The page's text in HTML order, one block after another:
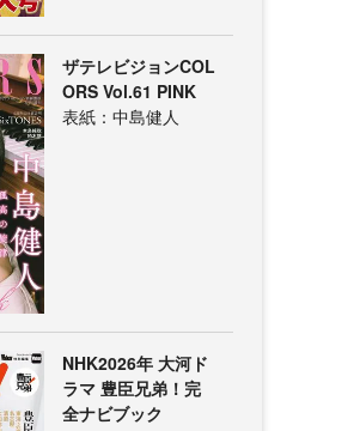
ザテレビジョンCOL
ORS Vol.61 PINK
表紙：中島健人
NHK2026年 大河ド
ラマ 豊臣兄弟！完
全ナビブック